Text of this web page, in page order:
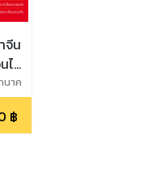
จีน
ไป
นาค
฿